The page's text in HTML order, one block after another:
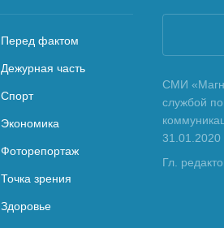
Перед фактом
Дежурная часть
Спорт
Экономика
Фоторепортаж
Точка зрения
Здоровье
СМИ
службой
31.01.2020
Гл.